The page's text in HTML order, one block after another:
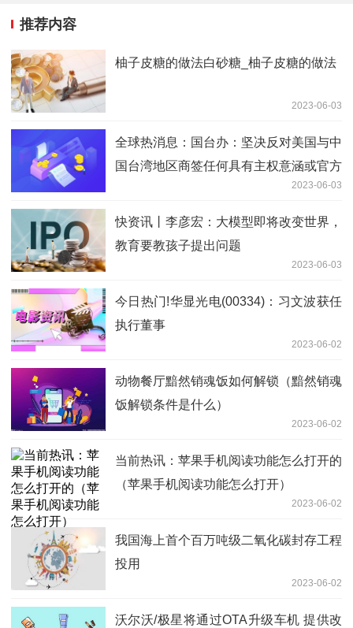
推荐内容
柚子皮糖的做法白砂糖_柚子皮糖的做法
2023-06-03
全球热消息：国台办：坚决反对美国与中
国台湾地区商签任何具有主权意涵或官方
2023-06-03
快资讯丨李彦宏：大模型即将改变世界，
教育要教孩子提出问题
2023-06-03
今日热门!华显光电(00334)：习文波获任
执行董事
2023-06-02
动物餐厅黯然销魂饭如何解锁（黯然销魂
饭解锁条件是什么）
2023-06-02
当前热讯：苹果手机阅读功能怎么打开的
（苹果手机阅读功能怎么打开）
2023-06-02
我国海上首个百万吨级二氧化碳封存工程
投用
2023-06-02
沃尔沃/极星将通过OTA升级车机 提供改